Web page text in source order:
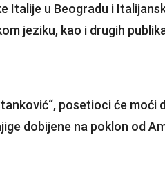
Italije u Beogradu i
jeziku, kao i drugih
posetioci će moći
dobijene na poklon od